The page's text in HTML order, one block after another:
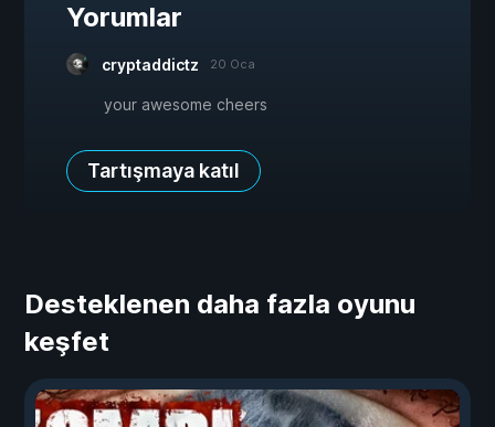
Yorumlar
cryptaddictz 20 Oca
your awesome cheers
Tartışmaya katıl
Desteklenen daha fazla oyunu
keşfet